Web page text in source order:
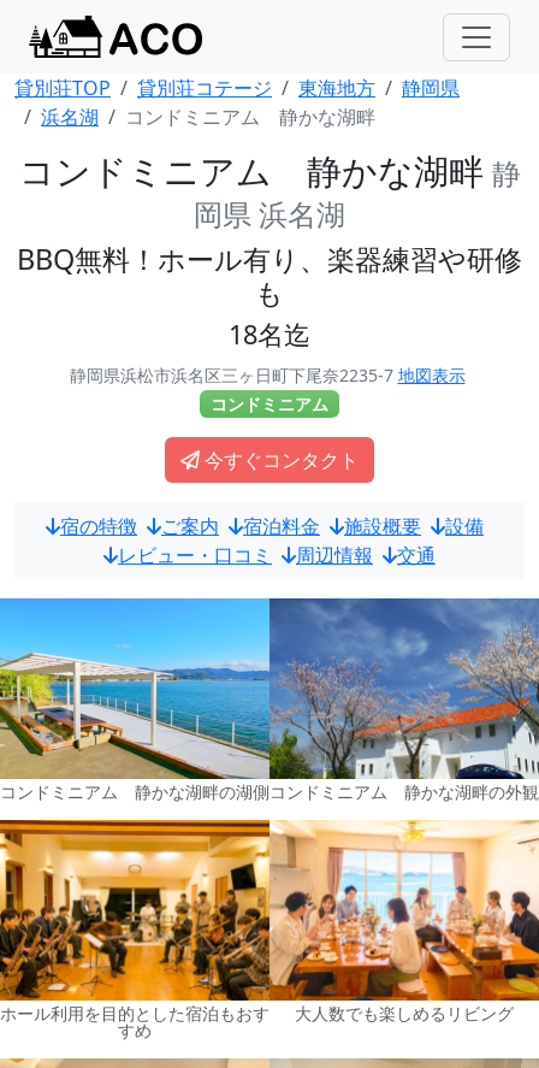
貸別荘TOP 貸別荘コテージ 東海地方
静岡県
浜名湖
コンドミニアム 静かな湖畔
コンドミニアム 静かな湖畔 静
岡県 浜名湖
BBQ無料！ホール有り、楽器練習や研修
も
18名迄
静岡県浜松市浜名区三ヶ日町下尾奈2235-7 地図表示
コンドミニアム
今すぐコンタクト
宿の特徴 ご案内 宿泊料金 施設概要
設備
レビュー・口コミ
周辺情報 交通
コンドミニアム 静かな湖畔の湖側コンドミニアム 静かな湖畔の外観
ホール利用を目的とした宿泊もおす
すめ
大人数でも楽しめるリビング